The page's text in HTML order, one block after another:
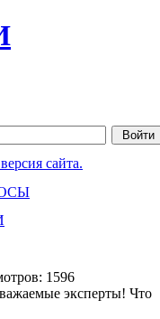
сайта.
1596
эксперты! Что